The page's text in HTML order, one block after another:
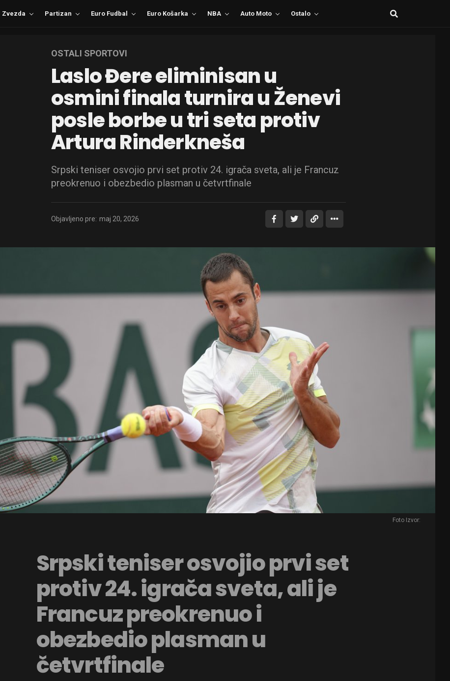
Zvezda Partizan Euro Fudbal Euro Košarka NBA Auto Moto Ostalo
OSTALI SPORTOVI
Laslo Đere eliminisan u
osmini finala turnira u Ženevi
posle borbe u tri seta protiv
Artura Rinderkneša
Srpski teniser osvojio prvi set protiv 24. igrača sveta, ali je Francuz
preokrenuo i obezbedio plasman u četvrtfinale
Objavljeno pre: maj 20, 2026
Foto Izvor:
Srpski teniser osvojio prvi set
protiv 24. igrača sveta, ali je
Francuz preokrenuo i
obezbedio plasman u
četvrtfinale